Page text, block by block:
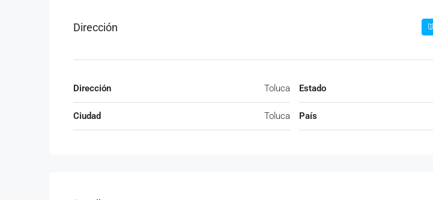
Dirección
Dirección Toluca
Ciudad Toluca
Estado
País